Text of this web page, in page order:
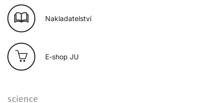
Nakladatelství
E-shop JU